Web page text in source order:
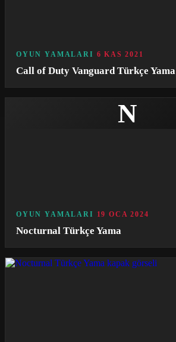
OYUN YAMALARI 6 KAS 2021
Call of Duty Vanguard Türkçe Yama
N
OYUN YAMALARI 19 OCA 2024
Nocturnal Türkçe Yama